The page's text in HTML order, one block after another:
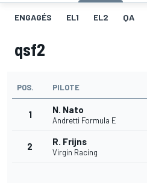
ENGAGÉS EL1 EL2 QA
qsf2
POS. PILOTE
1 N. Nato
Andretti Formula E
2 R. Frijns
Virgin Racing